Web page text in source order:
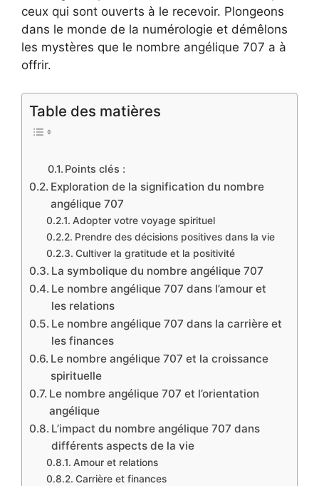
ceux qui sont ouverts à le recevoir. Plongeons
dans le monde de la numérologie et démêlons
les mystères que le nombre angélique 707 a à
offrir.
Table des matières
Points clés :
Exploration de la signification du nombre
angélique 707
Adopter votre voyage spirituel
Prendre des décisions positives dans la vie
Cultiver la gratitude et la positivité
La symbolique du nombre angélique 707
Le nombre angélique 707 dans l’amour et
les relations
Le nombre angélique 707 dans la carrière et
les finances
Le nombre angélique 707 et la croissance
spirituelle
Le nombre angélique 707 et l’orientation
angélique
L’impact du nombre angélique 707 dans
différents aspects de la vie
Amour et relations
Carrière et finances